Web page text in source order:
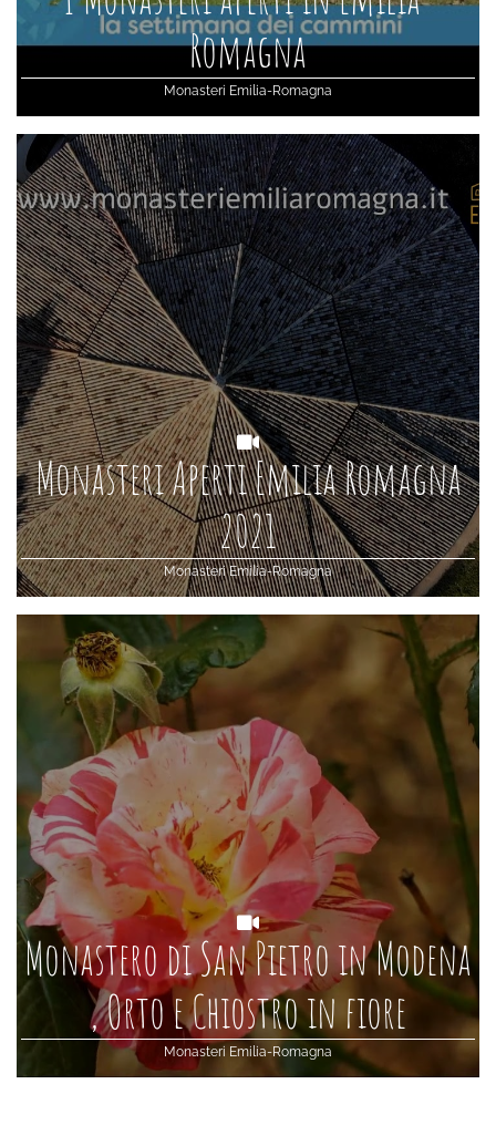
Romagna
Monasteri Emilia-Romagna
Monasteri Aperti Emilia Romagna
2021
Monasteri Emilia-Romagna
Monastero di San Pietro in Modena
, Orto e Chiostro in fiore
Monasteri Emilia-Romagna